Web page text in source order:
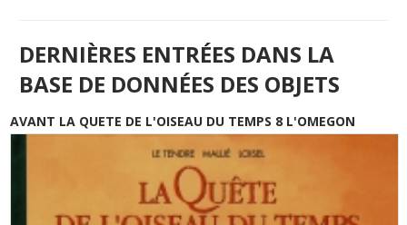
DERNIÈRES ENTRÉES DANS LA
BASE DE DONNÉES DES OBJETS
AVANT LA QUETE DE L'OISEAU DU TEMPS 8 L'OMEGON